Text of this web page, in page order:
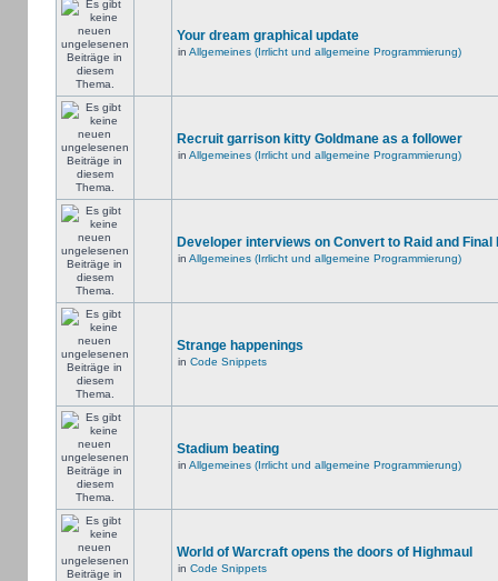
Your dream graphical update
in Allgemeines (Irrlicht und allgemeine Programmierung)
Recruit garrison kitty Goldmane as a follower
in Allgemeines (Irrlicht und allgemeine Programmierung)
Developer interviews on Convert to Raid and Final
in Allgemeines (Irrlicht und allgemeine Programmierung)
Strange happenings
in Code Snippets
Stadium beating
in Allgemeines (Irrlicht und allgemeine Programmierung)
World of Warcraft opens the doors of Highmaul
in Code Snippets